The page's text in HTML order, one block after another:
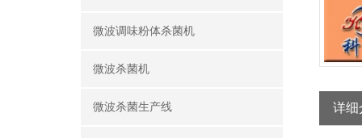
微波调味粉体杀菌机
微波杀菌机
微波杀菌生产线 详细